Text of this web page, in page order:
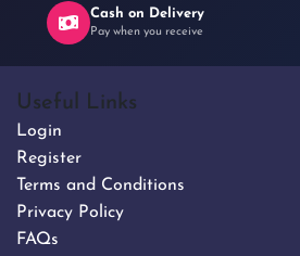
Cash on Delivery
Pay when you receive
Useful Links
Login
Register
Terms and Conditions
Privacy Policy
FAQs